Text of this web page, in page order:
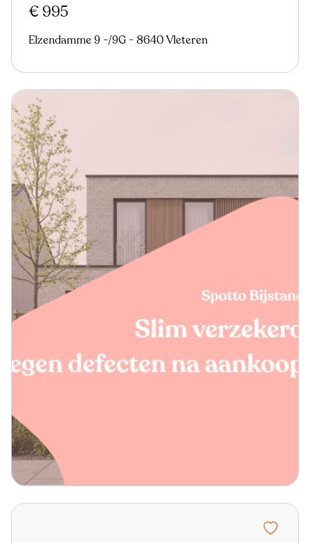
€ 995
Elzendamme 9 -/9G - 8640 Vleteren